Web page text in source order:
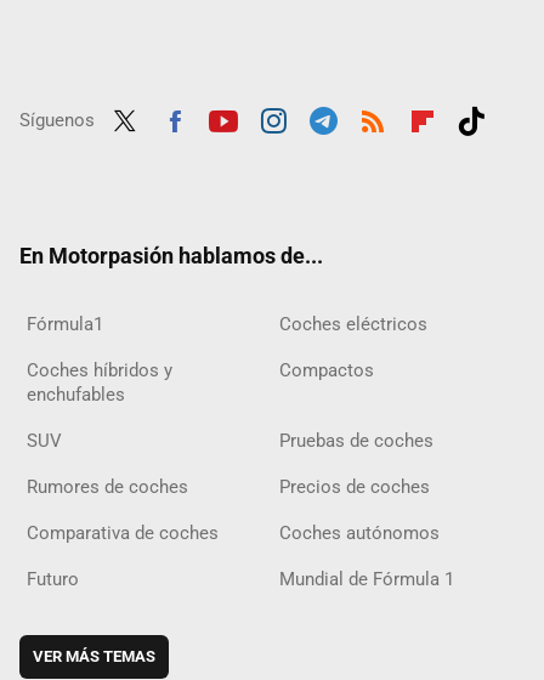
Síguenos
En Motorpasión hablamos de...
Fórmula1 Coches eléctricos
Coches híbridos y
enchufables
Compactos
SUV Pruebas de coches
Rumores de coches Precios de coches
Comparativa de coches Coches autónomos
Futuro Mundial de Fórmula 1
VER MÁS TEMAS